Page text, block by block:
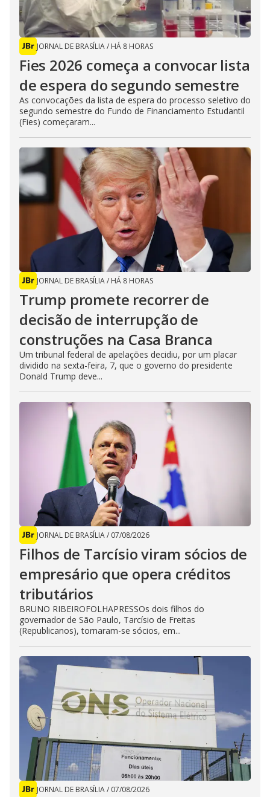
JORNAL DE BRASÍLIA/ HÁ 8 HORAS
Fies 2026 começa a convocar lista
de espera do segundo semestre
As convocações da lista de espera do processo seletivo do
segundo semestre do Fundo de Financiamento Estudantil
(Fies) começaram...
JORNAL DE BRASÍLIA/ HÁ 8 HORAS
Trump promete recorrer de
decisão de interrupção de
construções na Casa Branca
Um tribunal federal de apelações decidiu, por um placar
dividido na sexta-feira, 7, que o governo do presidente
Donald Trump deve...
JORNAL DE BRASÍLIA/ 07/08/2026
Filhos de Tarcísio viram sócios de
empresário que opera créditos
tributários
BRUNO RIBEIROFOLHAPRESSOs dois filhos do
governador de São Paulo, Tarcísio de Freitas
(Republicanos), tornaram-se sócios, em...
JORNAL DE BRASÍLIA/ 07/08/2026